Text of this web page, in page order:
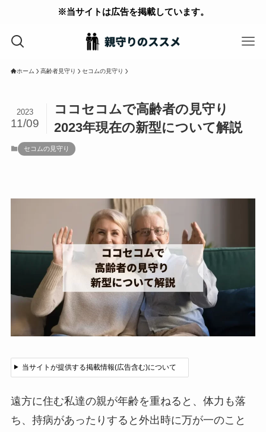
※当サイトは広告を掲載しています。
ホーム 高齢者見守り セコムの見守り
ココセコムで高齢者の見守り
2023年現在の新型について解説
2023
11/09
セコムの見守り
当サイトが提供する掲載情報(広告含む)について
遠方に住む私達の親が年齢を重ねると、体力も落
ち、持病があったりすると外出時に万が一のこと